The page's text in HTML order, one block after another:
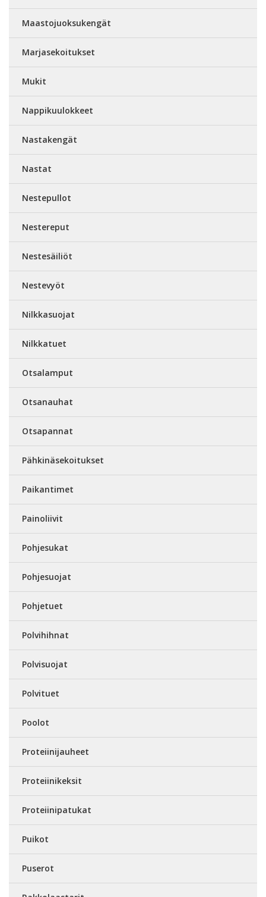
Maastojuoksukengät
Marjasekoitukset
Mukit
Nappikuulokkeet
Nastakengät
Nastat
Nestepullot
Nestereput
Nestesäiliöt
Nestevyöt
Nilkkasuojat
Nilkkatuet
Otsalamput
Otsanauhat
Otsapannat
Pähkinäsekoitukset
Paikantimet
Painoliivit
Pohjesukat
Pohjesuojat
Pohjetuet
Polvihihnat
Polvisuojat
Polvituet
Poolot
Proteiinijauheet
Proteiinikeksit
Proteiinipatukat
Puikot
Puserot